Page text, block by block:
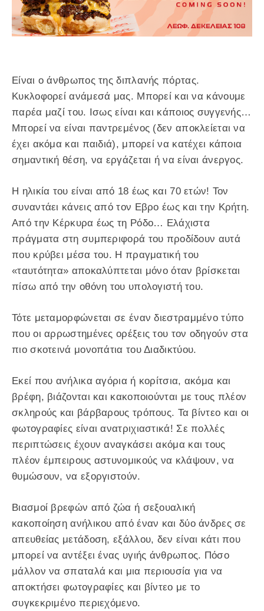
Είναι ο άνθρωπος της διπλανής πόρτας.
Κυκλοφορεί ανάμεσά μας. Μπορεί και να κάνουμε
παρέα μαζί του. Ισως είναι και κάποιος συγγενής…
Μπορεί να είναι παντρεμένος (δεν αποκλείεται να
έχει ακόμα και παιδιά), μπορεί να κατέχει κάποια
σημαντική θέση, να εργάζεται ή να είναι άνεργος.
Η ηλικία του είναι από 18 έως και 70 ετών! Τον
συναντάει κάνεις από τον Εβρο έως και την Κρήτη.
Από την Κέρκυρα έως τη Ρόδο… Ελάχιστα
πράγματα στη συμπεριφορά του προδίδουν αυτά
που κρύβει μέσα του. Η πραγματική του
«ταυτότητα» αποκαλύπτεται μόνο όταν βρίσκεται
πίσω από την οθόνη του υπολογιστή του.
Τότε μεταμορφώνεται σε έναν διεστραμμένο τύπο
που οι αρρωστημένες ορέξεις του τον οδηγούν στα
πιο σκοτεινά μονοπάτια του Διαδικτύου.
Εκεί που ανήλικα αγόρια ή κορίτσια, ακόμα και
βρέφη, βιάζονται και κακοποιούνται με τους πλέον
σκληρούς και βάρβαρους τρόπους. Τα βίντεο και οι
φωτογραφίες είναι ανατριχιαστικά! Σε πολλές
περιπτώσεις έχουν αναγκάσει ακόμα και τους
πλέον έμπειρους αστυνομικούς να κλάψουν, να
θυμώσουν, να εξοργιστούν.
Βιασμοί βρεφών από ζώα ή σεξουαλική
κακοποίηση ανήλικου από έναν και δύο άνδρες σε
απευθείας μετάδοση, εξάλλου, δεν είναι κάτι που
μπορεί να αντέξει ένας υγιής άνθρωπος. Πόσο
μάλλον να σπαταλά και μια περιουσία για να
αποκτήσει φωτογραφίες και βίντεο με το
συγκεκριμένο περιεχόμενο.